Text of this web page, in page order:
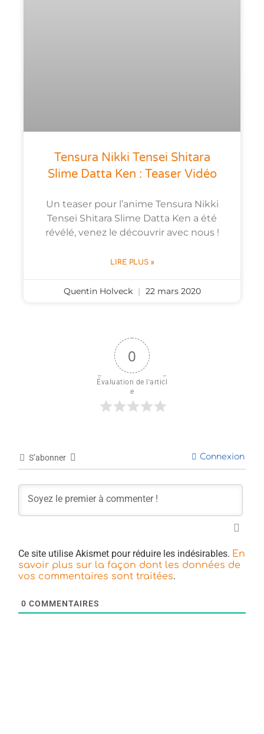
Tensura Nikki Tensei Shitara
Slime Datta Ken : Teaser Vidéo
Un teaser pour l’anime Tensura Nikki
Tensei Shitara Slime Datta Ken a été
révélé, venez le découvrir avec nous !
LIRE PLUS »
Quentin Holveck 22 mars 2020
0
Évaluation de l'articl
e
S’abonner Connexion
Ce site utilise Akismet pour réduire les indésirables. En
savoir plus sur la façon dont les données de
vos commentaires sont traitées.
0 COMMENTAIRES